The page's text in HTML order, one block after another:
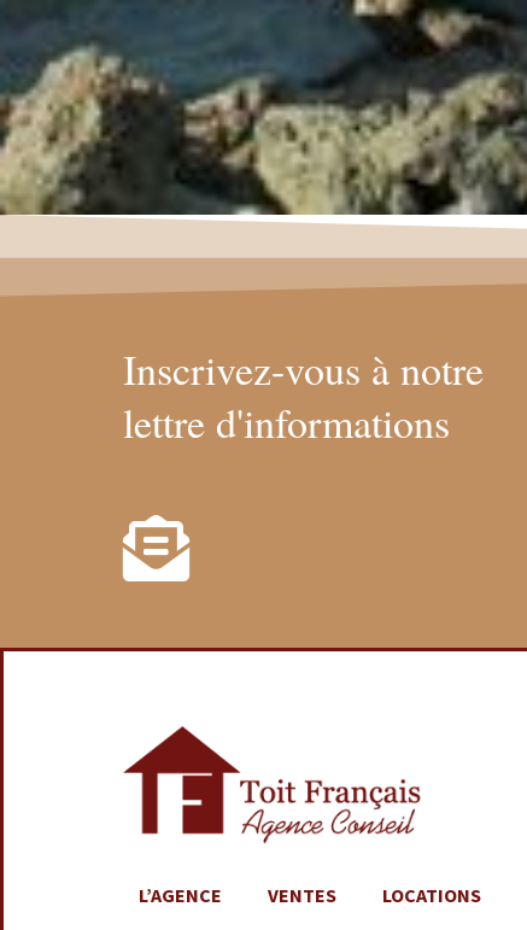
Inscrivez-vous à notre
lettre d'informations
L’AGENCE VENTES LOCATIONS